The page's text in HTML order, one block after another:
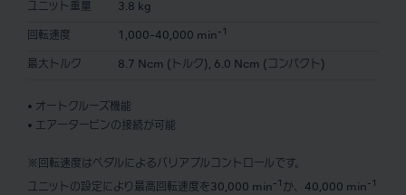
ユニット重量 3.8 kg
回転速度 1,000-40,000 min -1
最大トルク 8.7 Ncm (トルク), 6.0 Ncm (コンパクト)
• オートクルーズ機能
• エアータービンの接続が可能
※回転速度はペダルによるバリアブルコントロールです。
ユニットの設定により最高回転速度を30,000 min -1 か、40,000 min -1